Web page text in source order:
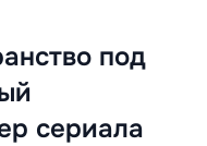
под
сериала